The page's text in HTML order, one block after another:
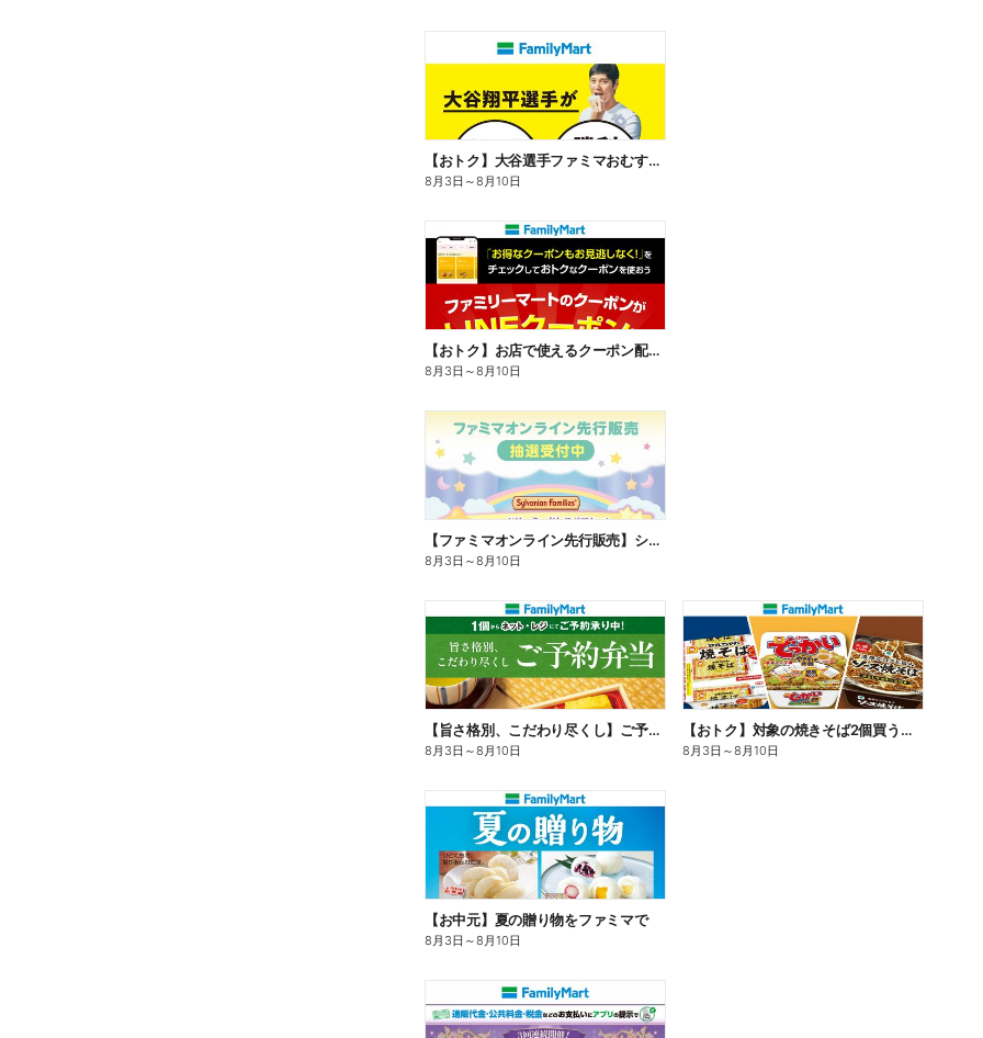
【おトク】大谷選手ファミマおむすび割
8月3日 ～8月10日
【おトク】お店で使えるクーポン配信中
8月3日 ～8月10日
【ファミマオンライン先行販売】シルバニアファミリー
8月3日 ～8月10日
【旨さ格別、こだわり尽くし】ご予約弁当
8月3日 ～8月10日
【おトク】対象の焼きそば2個買うと100円引き!
8月3日 ～8月10日
【お中元】夏の贈り物をファミマで
8月3日 ～8月10日